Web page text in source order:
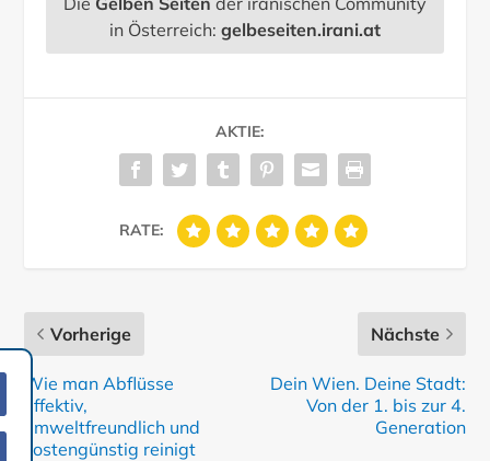
in Österreich: gelbeseiten.irani.at
AKTIE:
RATE:
Vorherige
Wie man Abflüsse
effektiv,
umweltfreundlich und
kostengünstig reinigt
Nächste
Dein Wien. Deine Stadt:
Von der 1. bis zur 4.
Generation